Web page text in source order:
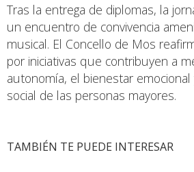
Tras la entrega de diplomas, la
un encuentro de convivencia
musical. El Concello de Mos
por iniciativas que contribuyen a
autonomía, el bienestar emocional
social de las personas mayores.
TAMBIÉN TE PUEDE INTERESAR